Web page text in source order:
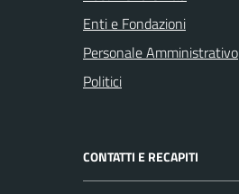
Enti e Fondazioni
Personale Amministrativo
Politici
CONTATTI E RECAPITI